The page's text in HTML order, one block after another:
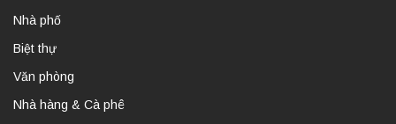
Nhà phố
Biệt thự
Văn phòng
Nhà hàng & Cà phê